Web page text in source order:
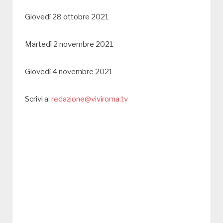
Giovedì 28 ottobre 2021
Martedì 2 novembre 2021
Giovedì 4 novembre 2021
Scrivi a: redazione@viviroma.tv